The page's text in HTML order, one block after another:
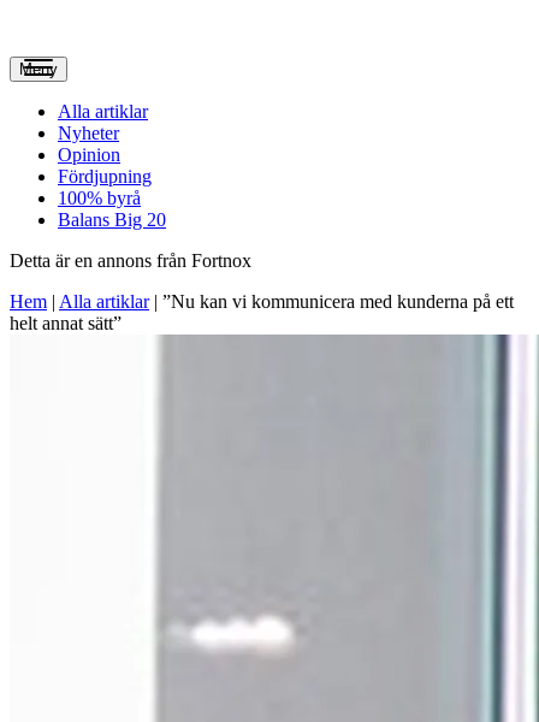
Meny
Alla artiklar
Nyheter
Opinion
Fördjupning
100% byrå
Balans Big 20
Detta är en annons från Fortnox
Hem | Alla artiklar| ”Nu kan vi kommunicera med kunderna på ett
helt annat sätt”